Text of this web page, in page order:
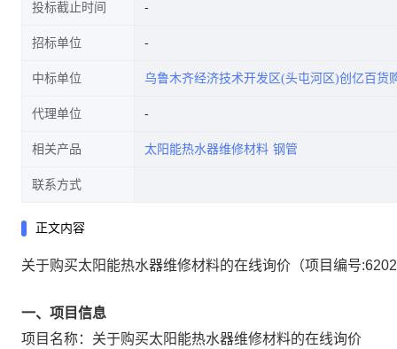
投标截止时间
招标单位
中标单位 乌鲁木齐经济技术开发区(头屯河区)创亿百货
代理单位
相关产品 太阳能热水器维修材料 钢管
联系方式
正文内容
关于购买太阳能热水器维修材料的在线询价 （项目编号:
一、项目信息
项目名称： 关于购买太阳能热水器维修材料的在线询价